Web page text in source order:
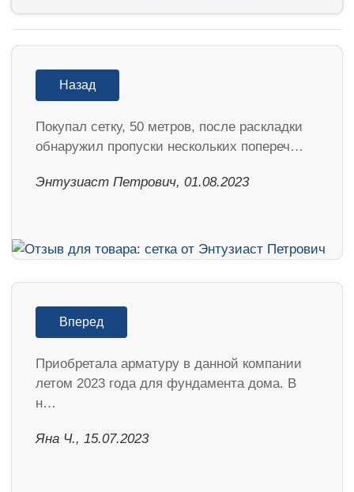
Назад
Покупал сетку, 50 метров, после раскладки
обнаружил пропуски нескольких попереч…
Энтузиаст Петрович, 01.08.2023
Вперед
Приобретала арматуру в данной компании
летом 2023 года для фундамента дома. В
н…
Яна Ч., 15.07.2023